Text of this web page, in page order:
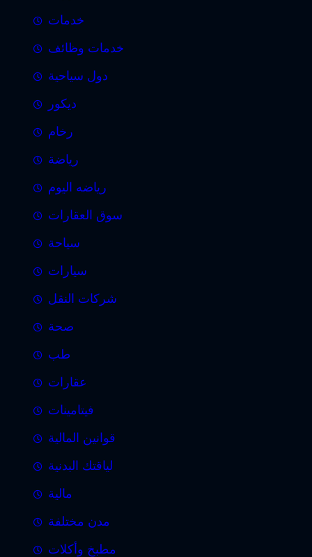
خدمات
خدمات وظائف
دول سياحية
ديكور
رخام
رياضة
رياضه اليوم
سوق العقارات
سياحة
سيارات
شركات النقل
صحة
طب
عقارات
فيتامينات
قوانين المالية
لياقتك البدنية
مالية
مدن مختلفة
مطبخ وأكلات